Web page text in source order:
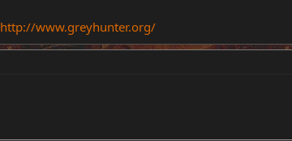
http://www.greyhunter.org/